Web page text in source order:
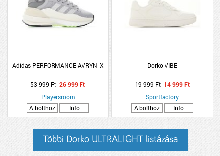
Adidas PERFORMANCE AVRYN_X
53 999 Ft 26 999 Ft
Playersroom
A bolthoz
Info
Dorko VIBE
19 999 Ft 14 999 Ft
Sportfactory
A bolthoz
Info
Többi Dorko ULTRALIGHT listázása